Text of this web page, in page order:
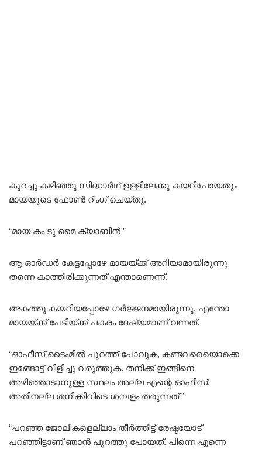
കുറച്ചു കഴിഞ്ഞു സിദ്ധാർഥ് ഉള്ളിലേക്കു കയറിപോയതും
മായയുടെ ഫോൺ റിംഗ് ചെയ്തു.
“മായ കം ടു മൈ ക്യാബിൻ ”
ആ ഓർഡർ കേട്ടപ്പോഴേ മായയ്ക്ക് അറിയാമായിരുന്നു
തന്നെ കാത്തിരിക്കുന്നത് എന്താണെന്ന്.
അകത്തു കയറിയപ്പോഴേ ഗർജ്ജനമായിരുന്നു. എന്തോ
മായയ്ക്ക് പേടിയ്ക്ക് പകരം ദേഷ്യമാണ് വന്നത്.
“ഓഫീസ് ടൈംമിൽ പുറത്ത് പോവുക, കണ്ടവരെയൊക്കെ
ഇങ്ങോട്ട് വിളിച്ചു വരുത്തുക. തനിക്ക് ഇങ്ങിനെ
അഴിഞ്ഞാടാനുള്ള സ്ഥലം അല്ല എന്റെ ഓഫീസ്.
അതിനല്ല തനിക്കിവിടെ ശമ്പളം തരുന്നത് ”
“പറഞ്ഞ ജോലികളെല്ലാം തീർത്തിട്ട് രേഷ്മയോട്
പറഞ്ഞിട്ടാണ് ഞാൻ പുറത്തു പോയത്. പിന്നെ എന്നെ